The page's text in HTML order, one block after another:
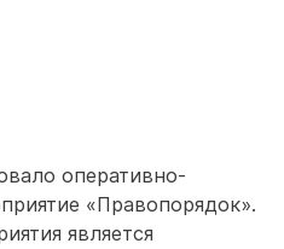
оперативно-
«Правопорядок».
является